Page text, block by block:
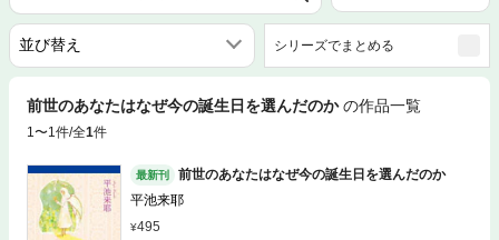
シリーズでまとめる
前世のあなたはなぜ今の誕生日を選んだのか の作品一覧
1〜1件/全1件
最新刊
前世のあなたはなぜ今の誕生日を選んだのか
平池来耶
495